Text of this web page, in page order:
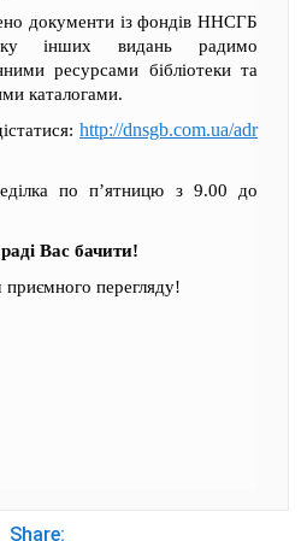
документи із фондів ННСГБ
інших видань радимо
ресурсами бібліотеки та
каталогами.
http://dnsgb.com.ua/adr
по п’ятницю з 9.00 до
Вас бачити!
перегляду!
Share: